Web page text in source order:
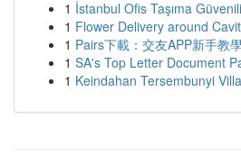
1 İstanbul Ofis Taşıma
1 Flower Delivery around
1 Pairs下載：交友APP新手教
1 SA's Top Letter Document
1 Keindahan Tersembunyi